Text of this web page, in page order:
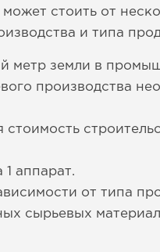
стоить от
и типа
метр земли в
производства
аппарат.
от типа
сырьевых